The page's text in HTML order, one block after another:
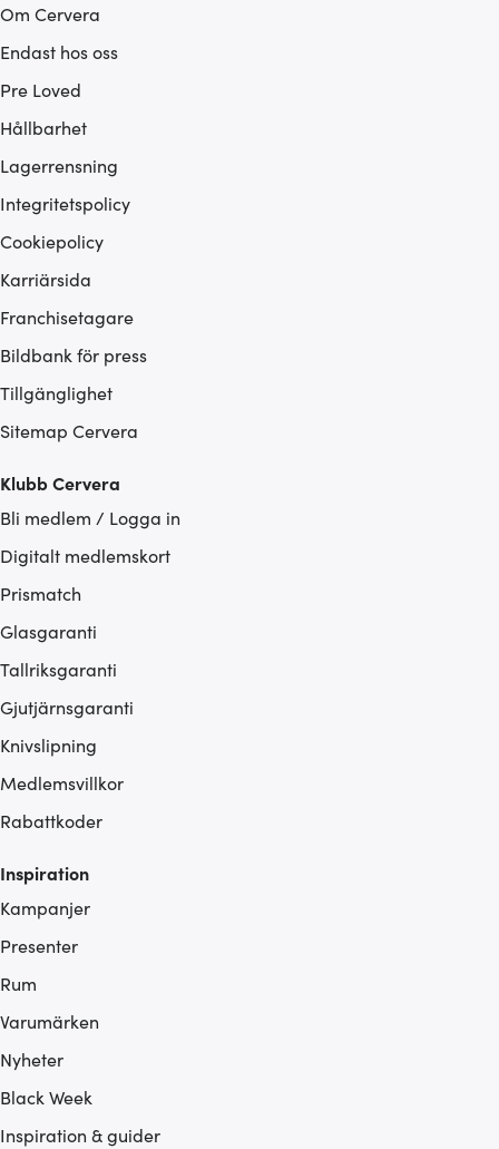
Om Cervera
Endast hos oss
Pre Loved
Hållbarhet
Lagerrensning
Integritetspolicy
Cookiepolicy
Karriärsida
Franchisetagare
Bildbank för press
Tillgänglighet
Sitemap Cervera
Klubb Cervera
Bli medlem / Logga in
Digitalt medlemskort
Prismatch
Glasgaranti
Tallriksgaranti
Gjutjärnsgaranti
Knivslipning
Medlemsvillkor
Rabattkoder
Inspiration
Kampanjer
Presenter
Rum
Varumärken
Nyheter
Black Week
Inspiration & guider